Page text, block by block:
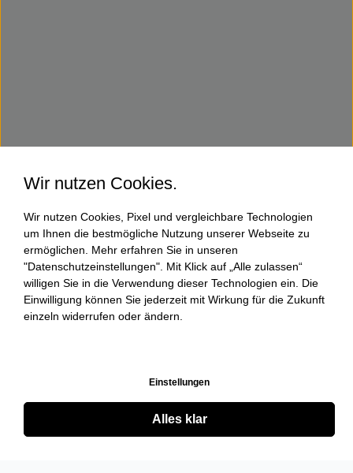
Wir nutzen Cookies.
Wir nutzen Cookies, Pixel und vergleichbare Technologien
um Ihnen die bestmögliche Nutzung unserer Webseite zu
ermöglichen. Mehr erfahren Sie in unseren
"Datenschutzeinstellungen". Mit Klick auf „Alle zulassen“
willigen Sie in die Verwendung dieser Technologien ein. Die
Einwilligung können Sie jederzeit mit Wirkung für die Zukunft
einzeln widerrufen oder ändern.
Einstellungen
Alles klar